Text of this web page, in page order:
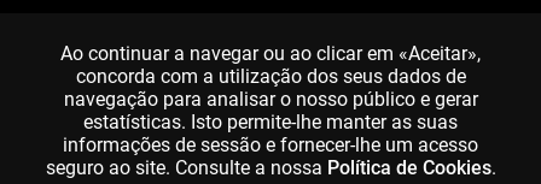
Ao continuar a navegar ou ao clicar em «Aceitar»,
concorda com a utilização dos seus dados de
navegação para analisar o nosso público e gerar
estatísticas. Isto permite-lhe manter as suas
informações de sessão e fornecer-lhe um acesso
seguro ao site. Consulte a nossa Política de Cookies.